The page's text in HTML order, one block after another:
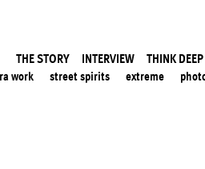
THE STORY INTERVIEW THINK DEEP
work street spirits extreme